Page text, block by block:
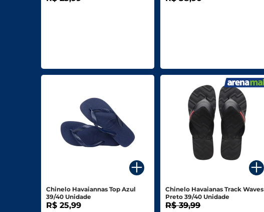
Chinelo Havaiannas Top Azul
39/40 Unidade
R$ 25,99
Chinelo Havaianas Track Waves
Preto 39/40 Unidade
R$ 39,99